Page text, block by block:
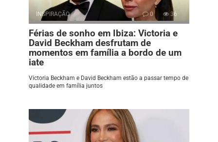
INSPIRAÇÃO 0 36
Férias de sonho em Ibiza: Victoria e
David Beckham desfrutam de
momentos em família a bordo de um
iate
Victoria Beckham e David Beckham estão a passar tempo de
qualidade em família juntos